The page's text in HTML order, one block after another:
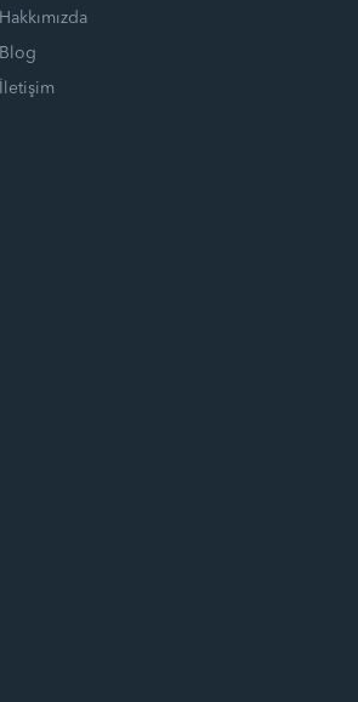
Hakkımızda
Blog
İletişim